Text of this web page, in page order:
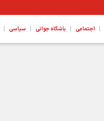
| اجتماعی | باشگاه جوانی | سیاسی |